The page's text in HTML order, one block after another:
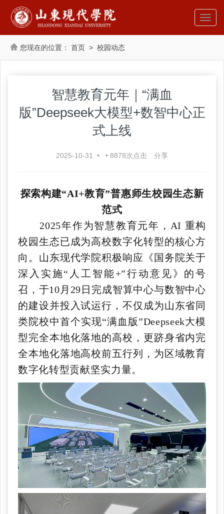
首页 > 校园动态
智慧教育元年｜“满血
版”Deepseek大模型+数智中心正
式上线
2025-10-31 • • 8878次点击 分享
探索构建“AI+教育”普惠师生校园生态新
范式
2025年作为智慧教育元年，AI 重构
校园生态已成为高校数字化转型的核心方
向。山东现代学院积极响应《国务院关于
深入实施“人工智能+”行动意见》的号
召，于10月29日完成智算中心与数智中心
的建设并投入试运行，不仅成为山东省同
类院校中首个实现“满血版”Deepseek大模
型完全本地化落地的高校，更跻身省内完
全本地化落地高校前五行列，为区域教育
数字化转型贡献坚实力量。